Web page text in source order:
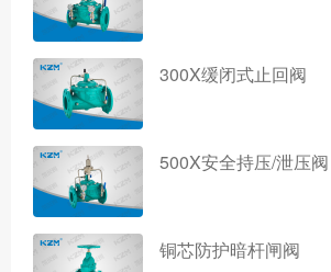
300X缓闭式止回阀
500X安全持压/泄压阀
铜芯防护暗杆闸阀